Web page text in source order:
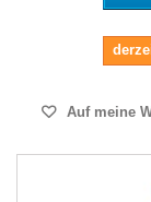
Auf meine